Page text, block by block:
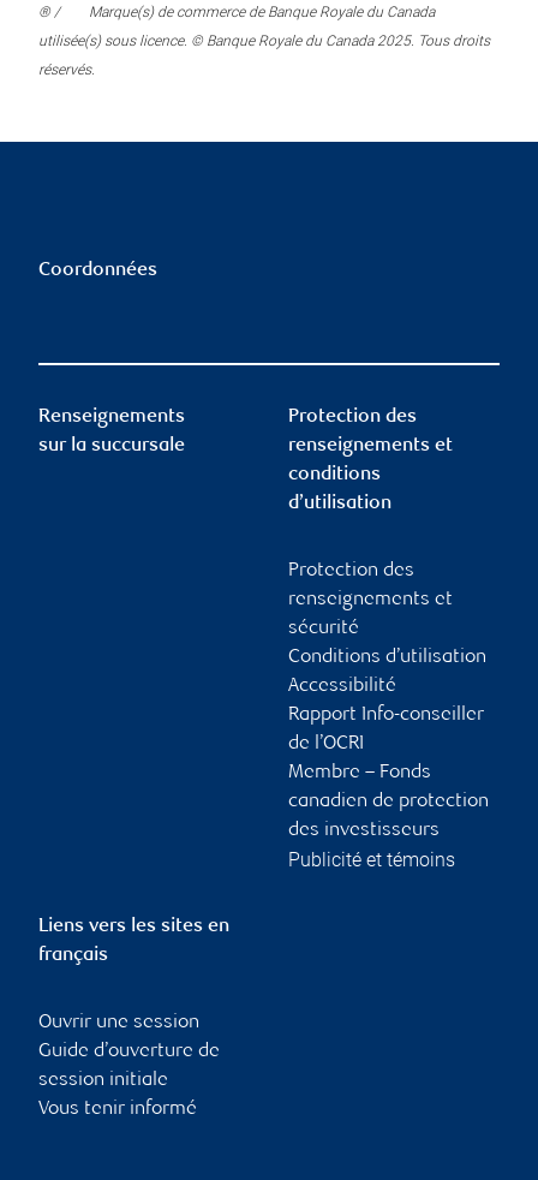
® /
Marque(s) de commerce de Banque Royale du Canada
utilisée(s) sous licence. © Banque Royale du Canada 2025. Tous droits
réservés.
Coordonnées
Renseignements
sur la succursale
Protection des
renseignements et
conditions
d’utilisation
Protection des
renseignements et
sécurité
Conditions d’utilisation
Accessibilité
Rapport Info-conseiller
de l’OCRI
Membre – Fonds
canadien de protection
des investisseurs
Publicité et témoins
Liens vers les sites en
français
Ouvrir une session
Guide d’ouverture de
session initiale
Vous tenir informé